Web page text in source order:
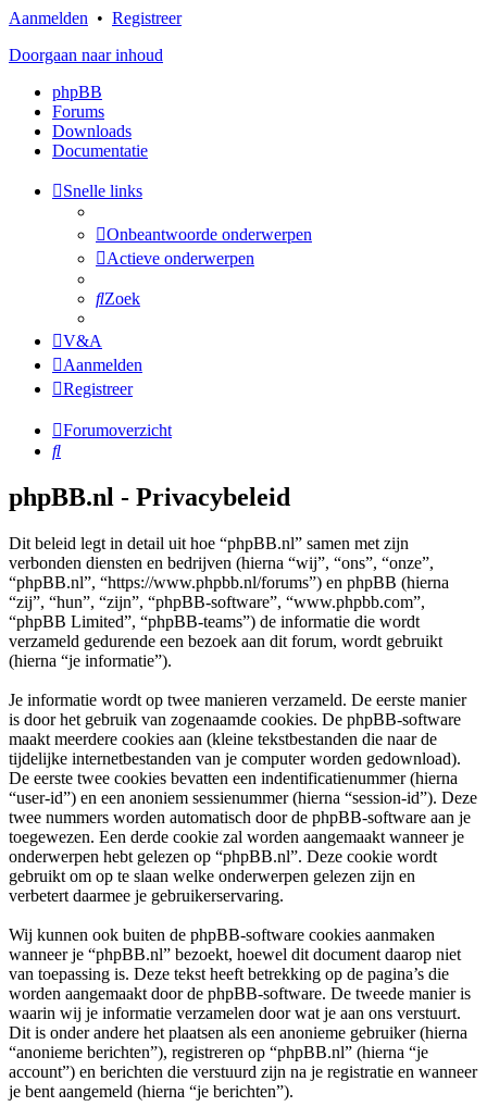
Aanmelden • Registreer
Doorgaan naar inhoud
phpBB
Forums
Downloads
Documentatie
Snelle links
Onbeantwoorde onderwerpen
Actieve onderwerpen
Zoek
V&A
Aanmelden
Registreer
Forumoverzicht
Zoek
phpBB.nl - Privacybeleid
Dit beleid legt in detail uit hoe “phpBB.nl” samen met zijn
verbonden diensten en bedrijven (hierna “wij”, “ons”, “onze”,
“phpBB.nl”, “https://www.phpbb.nl/forums”) en phpBB (hierna
“zij”, “hun”, “zijn”, “phpBB-software”, “www.phpbb.com”,
“phpBB Limited”, “phpBB-teams”) de informatie die wordt
verzameld gedurende een bezoek aan dit forum, wordt gebruikt
(hierna “je informatie”).
Je informatie wordt op twee manieren verzameld. De eerste manier
is door het gebruik van zogenaamde cookies. De phpBB-software
maakt meerdere cookies aan (kleine tekstbestanden die naar de
tijdelijke internetbestanden van je computer worden gedownload).
De eerste twee cookies bevatten een indentificatienummer (hierna
“user-id”) en een anoniem sessienummer (hierna “session-id”). Deze
twee nummers worden automatisch door de phpBB-software aan je
toegewezen. Een derde cookie zal worden aangemaakt wanneer je
onderwerpen hebt gelezen op “phpBB.nl”. Deze cookie wordt
gebruikt om op te slaan welke onderwerpen gelezen zijn en
verbetert daarmee je gebruikerservaring.
Wij kunnen ook buiten de phpBB-software cookies aanmaken
wanneer je “phpBB.nl” bezoekt, hoewel dit document daarop niet
van toepassing is. Deze tekst heeft betrekking op de pagina’s die
worden aangemaakt door de phpBB-software. De tweede manier is
waarin wij je informatie verzamelen door wat je aan ons verstuurt.
Dit is onder andere het plaatsen als een anonieme gebruiker (hierna
“anonieme berichten”), registreren op “phpBB.nl” (hierna “je
account”) en berichten die verstuurd zijn na je registratie en wanneer
je bent aangemeld (hierna “je berichten”).